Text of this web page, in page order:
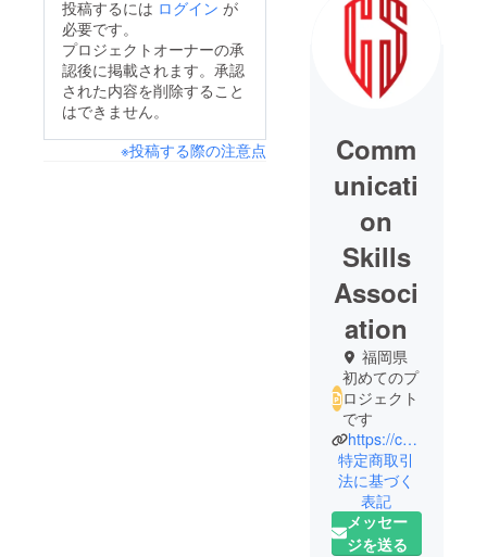
投稿するには ログイン が
必要です。
プロジェクトオーナーの承
認後に掲載されます。承認
された内容を削除すること
はできません。
※投稿する際の注意点
Comm
unicati
on
Skills
Associ
ation
福岡県
初めてのプ
ロジェクト
です
https://commskill.net/
特定商取引
法に基づく
表記
メッセー
ジを送る